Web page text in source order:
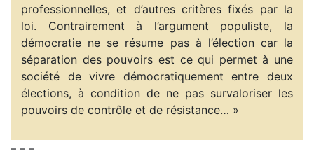
professionnelles, et d’autres critères fixés par la
loi. Contrairement à l’argument populiste, la
démocratie ne se résume pas à l’élection car la
séparation des pouvoirs est ce qui permet à une
société de vivre démocratiquement entre deux
élections, à condition de ne pas survaloriser les
pouvoirs de contrôle et de résistance… »
– – –